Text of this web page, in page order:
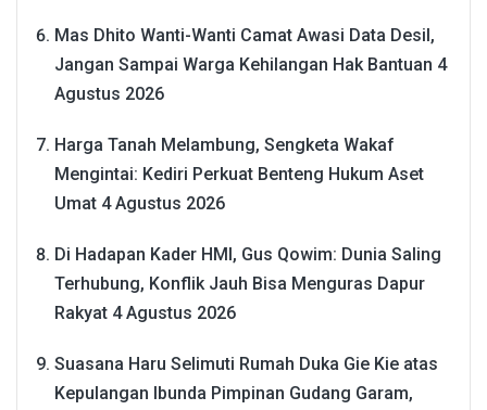
Mas Dhito Wanti-Wanti Camat Awasi Data Desil,
Jangan Sampai Warga Kehilangan Hak Bantuan 4
Agustus 2026
Harga Tanah Melambung, Sengketa Wakaf
Mengintai: Kediri Perkuat Benteng Hukum Aset
Umat 4 Agustus 2026
Di Hadapan Kader HMI, Gus Qowim: Dunia Saling
Terhubung, Konflik Jauh Bisa Menguras Dapur
Rakyat 4 Agustus 2026
Suasana Haru Selimuti Rumah Duka Gie Kie atas
Kepulangan Ibunda Pimpinan Gudang Garam,